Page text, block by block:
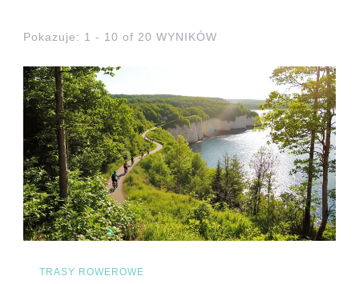
Pokazuje: 1 - 10 of 20 WYNIKÓW
TRASY ROWEROWE